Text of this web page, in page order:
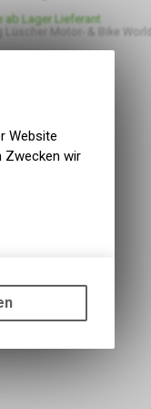
ab Lager Lieferant
Lüscher Motor- & Bike World
Website
Zwecken wir
wie die
die